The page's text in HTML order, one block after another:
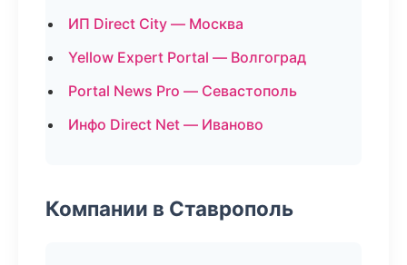
ИП Direct City — Москва
Yellow Expert Portal — Волгоград
Portal News Pro — Севастополь
Инфо Direct Net — Иваново
Компании в Ставрополь